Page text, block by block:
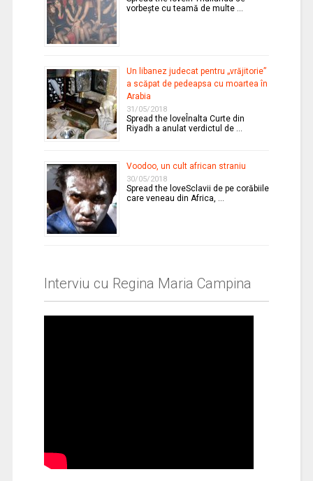
vorbeşte cu teamă de multe …
Un libanez judecat pentru „vrăjitorie”
a scăpat de pedeapsa cu moartea în
Arabia
31/05/2018
Spread the loveÎnalta Curte din
Riyadh a anulat verdictul de …
Voodoo, un cult african straniu
30/05/2018
Spread the loveSclavii de pe corăbiile
care veneau din Africa, …
Interviu cu Regina Maria Campina